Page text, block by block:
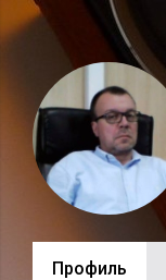
Профиль